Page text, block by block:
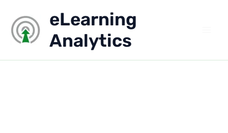
contenu
eLearning
Analytics